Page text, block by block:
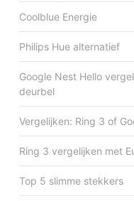
Coolblue Energie
Philips Hue alternatief
Google Nest Hello
deurbel
Vergelijken: Ring 3 of
Ring 3 vergelijken met
Top 5 slimme stekkers